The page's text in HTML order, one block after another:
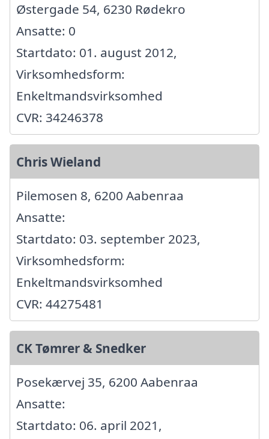
Østergade 54, 6230 Rødekro
Ansatte: 0
Startdato: 01. august 2012,
Virksomhedsform:
Enkeltmandsvirksomhed
CVR: 34246378
Chris Wieland
Pilemosen 8, 6200 Aabenraa
Ansatte:
Startdato: 03. september 2023,
Virksomhedsform:
Enkeltmandsvirksomhed
CVR: 44275481
CK Tømrer & Snedker
Posekærvej 35, 6200 Aabenraa
Ansatte:
Startdato: 06. april 2021,